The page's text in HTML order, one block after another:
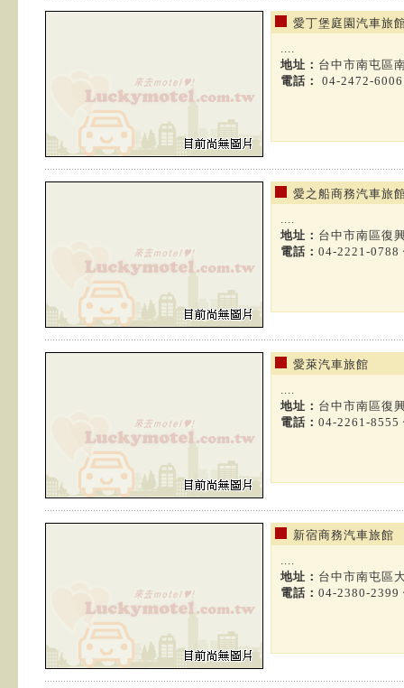
愛丁堡庭園汽車旅
....
地址： 台中市南屯區
電話：
04-2472-
愛之船商務汽車旅
....
地址： 台中市南區復
電話： 04-2221-0788
愛萊汽車旅館
....
地址： 台中市南區復
電話： 04-2261-8555
新宿商務汽車旅館
....
地址： 台中市南屯區
電話： 04-2380-2399